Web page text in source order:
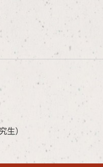
生）